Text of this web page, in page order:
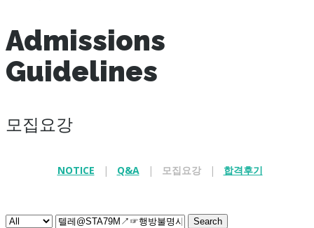
Admissions
Guidelines
모집요강
NOTICE | Q&A | 모집요강 | 합격후기
Search